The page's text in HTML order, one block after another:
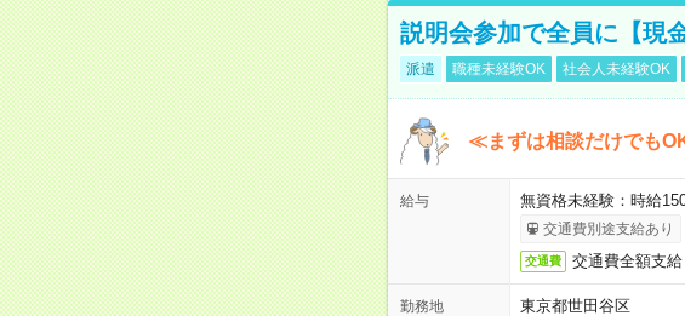
説明会参加で全員に【現
派遣 職種未経験OK 社会人未経験OK
≪まずは相談だけでも
給与 無資格未経験：時給
交通費別途支給あり
交通費 交通費全額支給
勤務地
東京都世田谷区